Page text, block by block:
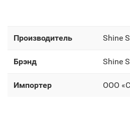
Производитель Shine
Брэнд Shine
Импортер OOO